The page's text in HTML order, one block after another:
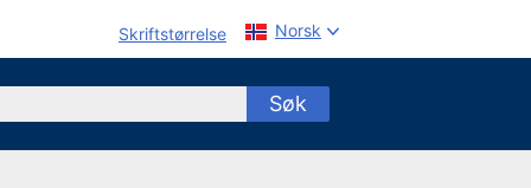
Skriftstørrelse Norsk
Søk